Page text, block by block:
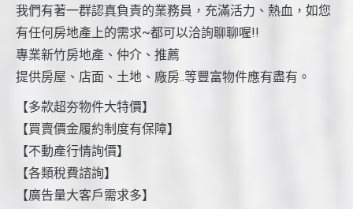
我們有著一群認真負責的業務員，充滿活力、熱血，如您
有任何房地產上的需求~都可以洽詢聊聊喔!!
專業新竹房地產、仲介、推薦
提供房屋、店面、土地、廠房..等豐富物件應有盡有。
【多款超夯物件大特價】
【買賣價金履約制度有保障】
【不動產行情詢價】
【各類稅費諮詢】
【廣告量大客戶需求多】